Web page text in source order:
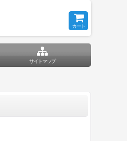
カート
サイトマップ